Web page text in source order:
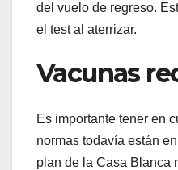
del vuelo de regreso.
el test al aterrizar.
Vacunas
Es importante tener en
normas todavía están
plan de la Casa Blanca